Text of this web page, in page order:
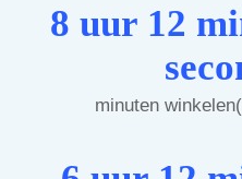
8 uur 12
minuten